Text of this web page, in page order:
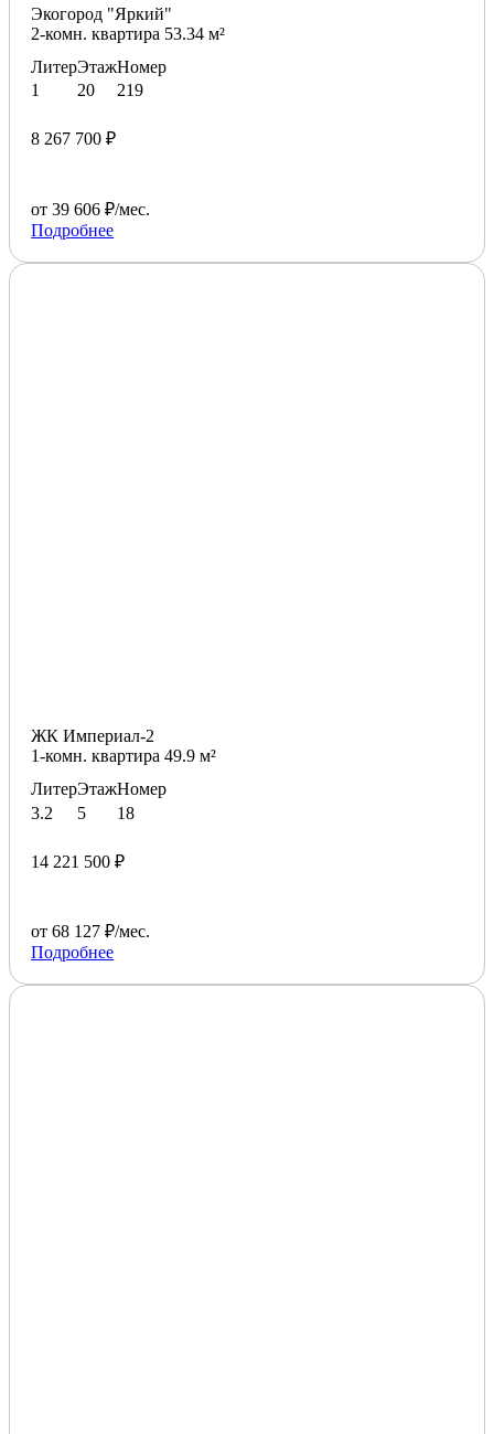
Экогород "Яркий"
2-комн. квартира 53.34 м²
Литер
1
Этаж
20
Номер
219
8 267 700 ₽
от 39 606 ₽/мес.
Подробнее
ЖК Империал-2
1-комн. квартира 49.9 м²
Литер
3.2
Этаж
5
Номер
18
14 221 500 ₽
от 68 127 ₽/мес.
Подробнее